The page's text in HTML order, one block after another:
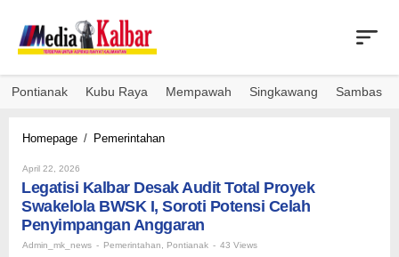
content
Pontianak Kubu Raya Mempawah Singkawang Sambas
Homepage / PemerintahanLegatisi
Audit
Total
Swakelola
BWSK
April 22, 2026
Legatisi Kalbar Desak Audit Total Proyek
Swakelola BWSK I, Soroti Potensi Celah
Penyimpangan Anggaran
Admin_mk_news - Pemerintahan Pontianak - 43 Views